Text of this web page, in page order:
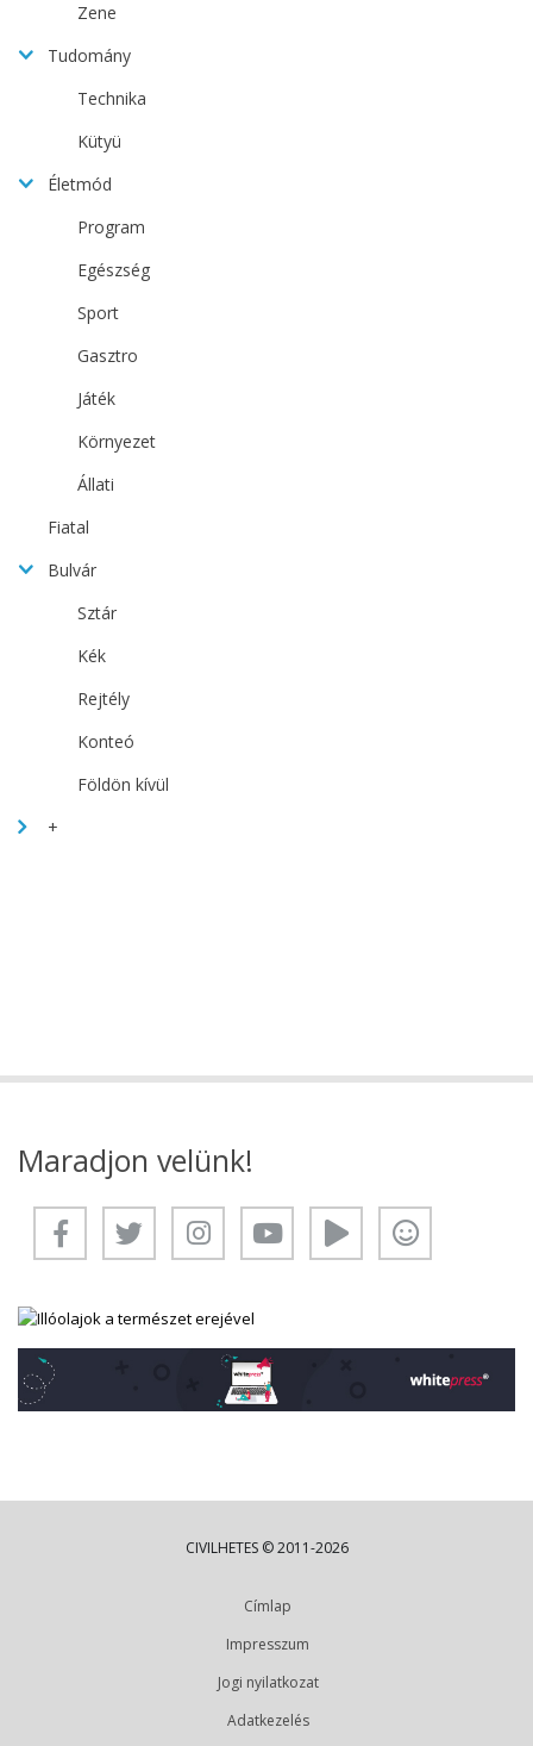
Zene
Tudomány
Technika
Kütyü
Életmód
Program
Egészség
Sport
Gasztro
Játék
Környezet
Állati
Fiatal
Bulvár
Sztár
Kék
Rejtély
Konteó
Földön kívül
+
Maradjon velünk!
CIVILHETES © 2011-2026
Címlap
Impresszum
Jogi nyilatkozat
Adatkezelés